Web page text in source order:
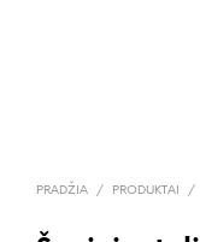
PRADŽIA / PRODUKTAI /